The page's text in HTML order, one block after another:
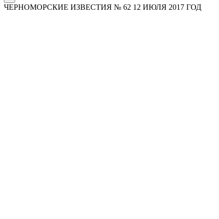
ЧЕРНОМОРСКИЕ ИЗВЕСТИЯ № 62 12 ИЮЛЯ 2017 ГОД